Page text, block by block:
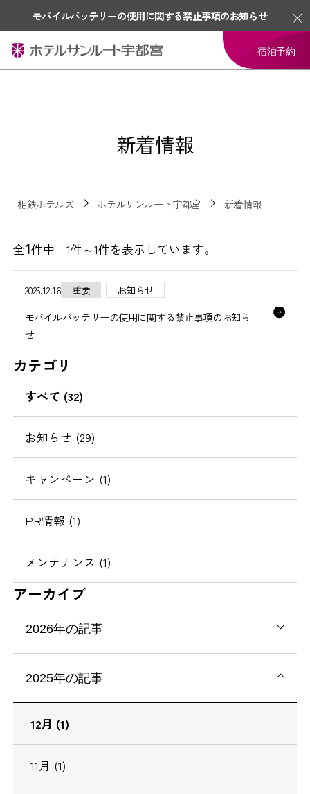
モバイルバッテリーの使用に関する禁止事項のお知らせ
宿泊予約
新着情報
相鉄ホテルズ ホテルサンルート宇都宮 新着情報
全1件中 1件～1件を表示しています。
2025.12.16 重要
お知らせ
モバイルバッテリーの使用に関する禁止事項のお知ら
せ
カテゴリ
すべて (32)
お知らせ (29)
キャンペーン (1)
PR情報 (1)
メンテナンス (1)
アーカイブ
2026年の記事
2025年の記事
12月 (1)
11月 (1)